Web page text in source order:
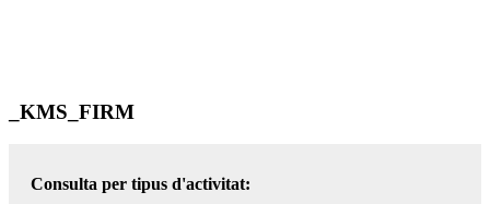
_KMS_FIRM
Consulta per tipus d'activitat: